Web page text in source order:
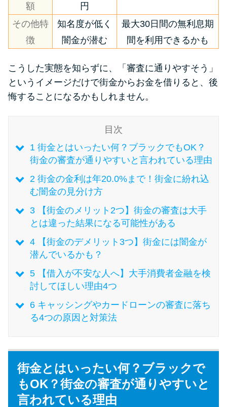
銀行カードローンを選ぶべき4つ
の理由
無利息期間を利用して利息0円で
お金を借りる3つのポイント
今月の家賃払えない…2ヵ月目に
は解決しないと危険な理由と対
処法3つ
家賃払えないが強制退去は避け
法2選
街金とは？絶対審査通る？借金
に悩む人へ街金をおすすめしな
い理由
やシステムをカードローンと比
較
未成年でもお金を借りられる？
額
円
その他特
徴
知名度が低く
闇金が潜む
最大30日間の無利息期
間を利用できるかも
こうした実態を知らずに、「審査に通りやすそう」
というイメージだけで街金からお金を借りると、後
悔することになるかもしれません。
目次
1街金とはいったい何？ブラックでもOK？
街金の審査が通りやすいと言われている理由
2街金の金利は年20.0%まで！街金に紛れ込
む闇金の見分け方
3【街金のメリット2つ】街金の審査は大手
とは違った結果になる可能性がある
4【街金のデメリット3つ】街金には闇金が
潜んでいるかも？
5【借入が不安な人へ】大手消費者金融を検
討してほしい理由4つ
6キャッシングやカードローンの審査に落ち
る4つの原因と対策法
街金とはいったい何？ブラックで
もOK？街金の審査が通りやすいと
言われている理由